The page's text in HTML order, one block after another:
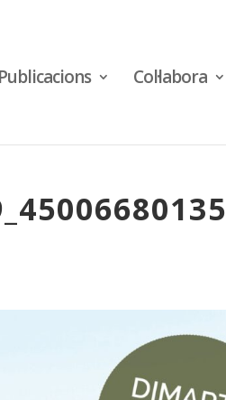
Publicacions Col·labora